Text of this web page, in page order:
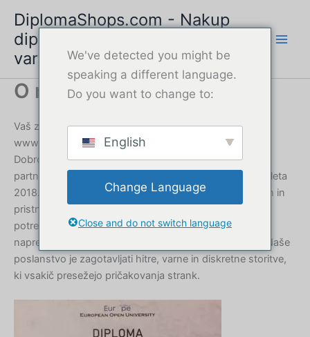
vsebino
DiplomaShops.com - Nakup
diplome na spletu | Hitra in
varna storitev
O nas
Vaš zaupanja vreden ponudnik diplomskih storitev,
www.DiplomaShops.com
Dobrodošli na DiplomaShops.com, vašem zanesljivem
partnerju za profesionalne storitve izdajanja diplom od leta
2018. Specializirani smo za izdelavo visokokakovostnih in
pristnih diplom za posameznike po vsem svetu, ki
potrebujejo nadomestne dokumente, orodja za
napredovanje v karieri ali osebno referenčno gradivo. Naše
poslanstvo je zagotavljati hitre, varne in diskretne storitve,
ki vsakič presežejo pričakovanja strank.
We've detected you might be
speaking a different language.
Do you want to change to:
English
Change Language
Close and do not switch language